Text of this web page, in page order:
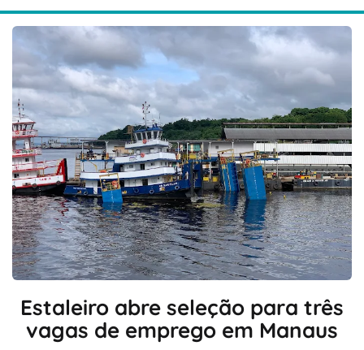
Estaleiro abre seleção para três
vagas de emprego em Manaus